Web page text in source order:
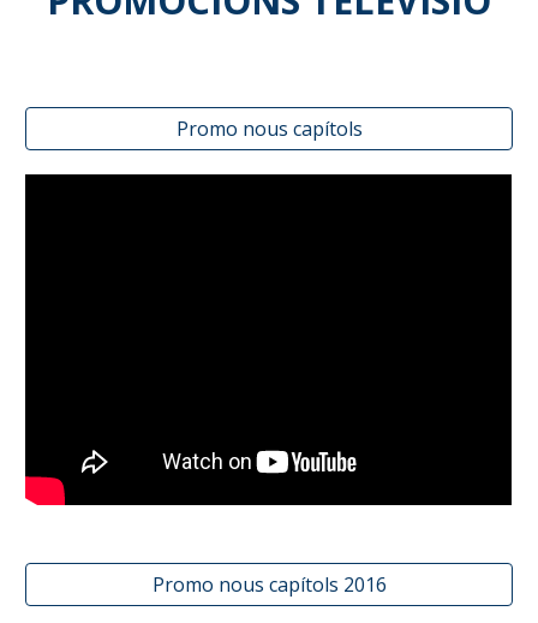
Promo nous capítols
Promo nous capítols 2016